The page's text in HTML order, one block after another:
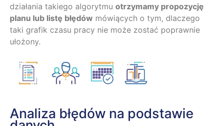
działania takiego algorytmu otrzymamy propozycję
planu lub listę błędów mówiących o tym, dlaczego
taki grafik czasu pracy nie może zostać poprawnie
ułożony.
Analiza błędów na podstawie